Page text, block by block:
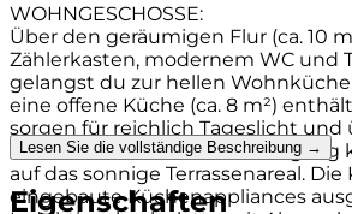
WOHNGESCHOSSE:
Über den geräumigen Flur (ca. 10
Zählerkasten, modernem WC und
gelangst du zur hellen Wohnküche
eine offene Küche (ca. 8 m²)
sorgen für reichlich Tageslicht und
Schiebetüren im
auf das sonnige Terrassenareal.
eingebaute Küchenappliances
Lesen Sie die vollständige Beschreibung →
Eigenschaften